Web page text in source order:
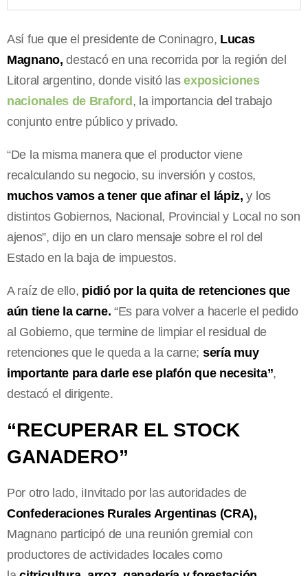
Así fue que el presidente de Coninagro, Lucas
Magnano,destacó en una recorrida por la región del
Litoral argentino, donde visitó lasexposiciones
nacionales de Braford , la importancia del trabajo
conjunto entre público y privado.
“De la misma manera que el productor viene
recalculando su negocio, su inversión y costos,
muchos vamos a tener que afinar el lápiz, y los
distintos Gobiernos, Nacional, Provincial y Local no son
ajenos”, dijo en un claro mensaje sobre el rol del
Estado en la baja de impuestos.
A raíz de ello, pidió por la quita de retenciones que
aún tiene la carne. “Es para volver a hacerle el pedido
al Gobierno, que termine de limpiar el residual de
retenciones que le queda a la carne; sería muy
importante para darle ese plafón que necesita”,
destacó el dirigente.
“RECUPERAR EL STOCK
GANADERO”
Por otro lado, iInvitado por las autoridades de
Confederaciones Rurales Argentinas (CRA),
Magnano participó de una reunión gremial con
productores de actividades locales como